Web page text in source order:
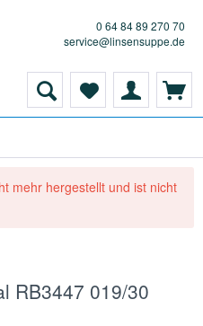
0 64 84 89 270 70
service@linsensuppe.de
mehr hergestellt und ist nicht
RB3447 019/30